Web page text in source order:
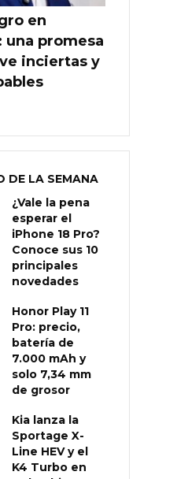
en
promesa
inciertas y
DE LA SEMANA
¿Vale la pena
esperar el
iPhone 18 Pro?
Conoce sus 10
principales
novedades
Honor Play 11
Pro: precio,
batería de
7.000 mAh y
solo 7,34 mm
de grosor
Kia lanza la
Sportage X-
Line HEV y el
K4 Turbo en